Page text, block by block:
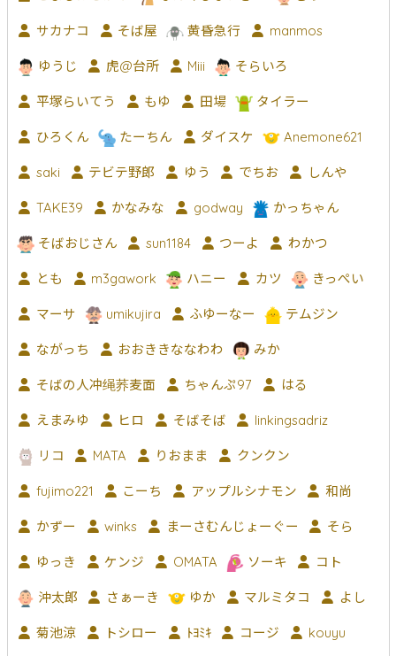
サカナコ そば屋 黄昏急行 manmos
ゆうじ 虎@台所 Miii そらいろ
平塚らいてう もゆ 田場 タイラー
ひろくん たーちん ダイスケ Anemone621
saki テビテ野郎 ゆう でちお しんや
TAKE39 かなみな godway かっちゃん
そばおじさん sun1184 つーよ わかつ
とも m3gawork ハニー カツ きっぺい
マーサ umikujira ふゆーなー テムジン
ながっち おおききななわわ みか
そばの人冲绳荞麦面 ちゃんぷ97 はる
えまみゆ ヒロ そばそば linkingsadriz
リコ MATA りおまま クンクン
fujimo221 こーち アップルシナモン 和尚
かずー winks まーさむんじょーぐー そら
ゆっき ケンジ OMATA ソーキ コト
沖太郎 さぁーき ゆか マルミタコ よし
菊池涼 トシロー ﾄﾖﾐｷ コージ kouyu